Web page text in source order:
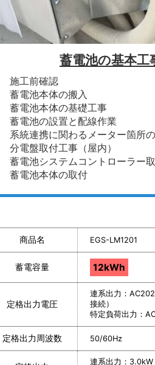
蓄電池の基本工
施工前確認
蓄電池本体の搬入
蓄電池本体の基礎工事
蓄電池の設置と配線作業
系統連携に関わるメーター箇所
分電盤取付工事（屋内）
蓄電池システムコントローラー取
蓄電池本体の取付
商品名 EGS-LM1201
蓄電容量 12kWh
定格出力電圧
連系出力：
接続）
特定負荷出力：
定格出力周波数 50/60Hz
連系出力：3.0kW